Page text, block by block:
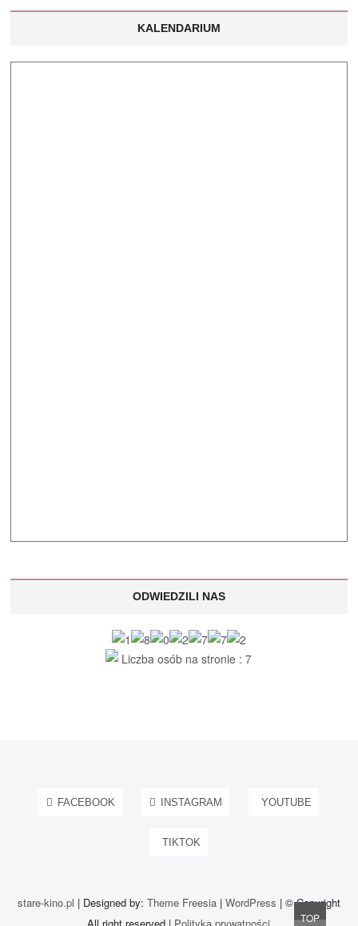
KALENDARIUM
ODWIEDZILI NAS
Liczba osób na stronie : 7
FACEBOOK INSTAGRAM YOUTUBE
TIKTOK
stare-kino.pl | Designed by: Theme Freesia| WordPress | © Copyright
Go
TOP